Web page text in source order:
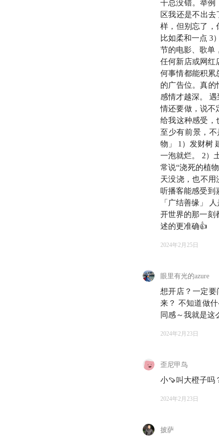
还有一点更让我诧
相忘于江湖。但也
纷发朋友圈为他打
尽管我的内心已经
子的店里参观，一
个年头。这让我们
之前我们做过两期
于自己的店的信心
治愈。
👨‍🌾 本期嘉宾
大橙子：真橙植物
干总没错。举例
区我还是不出
样，但别忘了，
比如柔和一点 3
节的电影、歌单
任何新店或网红
何事情都能积累
的广告位。真的
感情才越深。
情还要做，说不
给我这种感受，
至少有前景，
物」 1）发财树
一泡就烂。 2）
常说“浇死的植
天没浇，也不用
听播客能感受到
「广结善缘」
开世界的那一刻
述的更准确👍
2024年2月25日
眼里有光的azure
想开店？一定
来？ 不知道做
同感～我就是这
2024年2月23日
歪尼甲鸟
小🍠叫大橙子吗
2024年2月23日
披萨